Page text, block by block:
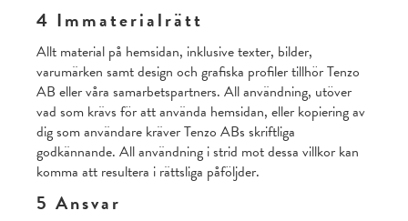
4 Immaterialrätt
Allt material på hemsidan, inklusive texter, bilder,
varumärken samt design och grafiska profiler tillhör Tenzo
AB eller våra samarbetspartners. All användning, utöver
vad som krävs för att använda hemsidan, eller kopiering av
dig som användare kräver Tenzo ABs skriftliga
godkännande. All användning i strid mot dessa villkor kan
komma att resultera i rättsliga påföljder.
5 Ansvar